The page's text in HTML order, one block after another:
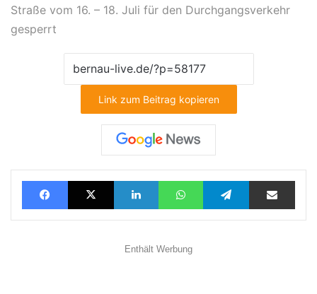
Straße vom 16. – 18. Juli für den Durchgangsverkehr
gesperrt
Link zum Beitrag kopieren
FacebookX LinkedInWhatsAppTelegramTeilen via E-Mail
Enthält Werbung